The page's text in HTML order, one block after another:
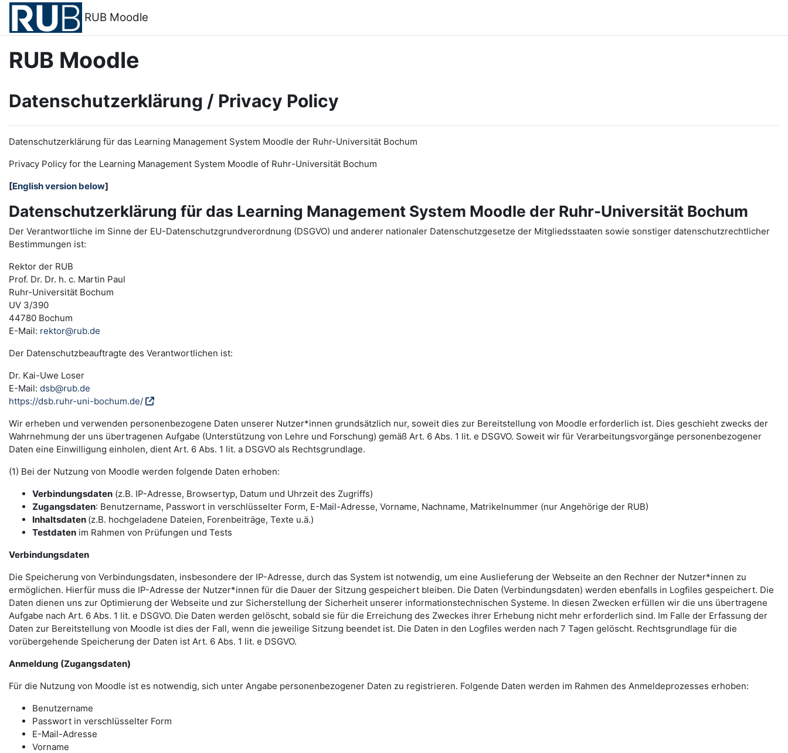
Zum Hauptinhalt
RUB Moodle
RUB Moodle
Datenschutzerklärung / Privacy Policy
Datenschutzerklärung für das Learning Management System Moodle der Ruhr-Universität Bochum
Privacy Policy for the Learning Management System Moodle of Ruhr-Universität Bochum
[English version below]
Datenschutzerklärung für das Learning Management System Moodle der Ruhr-Universität Bochum
Der Verantwortliche im Sinne der EU-Datenschutzgrundverordnung (DSGVO) und anderer nationaler Datenschutzgesetze der Mitgliedsstaaten sowie sonstiger datenschutzrechtlicher
Bestimmungen ist:
Rektor der RUB
Prof. Dr. Dr. h. c. Martin Paul
Ruhr-Universität Bochum
UV 3/390
44780 Bochum
E-Mail: rektor@rub.de
Der Datenschutzbeauftragte des Verantwortlichen ist:
Dr. Kai-Uwe Loser
E-Mail: dsb@rub.de
https://dsb.ruhr-uni-bochum.de/
Wir erheben und verwenden personenbezogene Daten unserer Nutzer*innen grundsätzlich nur, soweit dies zur Bereitstellung von Moodle erforderlich ist. Dies geschieht zwecks der
Wahrnehmung der uns übertragenen Aufgabe (Unterstützung von Lehre und Forschung) gemäß Art. 6 Abs. 1 lit. e DSGVO. Soweit wir für Verarbeitungsvorgänge personenbezogener
Daten eine Einwilligung einholen, dient Art. 6 Abs. 1 lit. a DSGVO als Rechtsgrundlage.
(1) Bei der Nutzung von Moodle werden folgende Daten erhoben:
Verbindungsdaten (z.B. IP-Adresse, Browsertyp, Datum und Uhrzeit des Zugriffs)
Zugangsdaten: Benutzername, Passwort in verschlüsselter Form, E-Mail-Adresse, Vorname, Nachname, Matrikelnummer (nur Angehörige der RUB)
Inhaltsdaten (z.B. hochgeladene Dateien, Forenbeiträge, Texte u.ä.)
Testdaten im Rahmen von Prüfungen und Tests
Verbindungsdaten
Die Speicherung von Verbindungsdaten, insbesondere der IP-Adresse, durch das System ist notwendig, um eine Auslieferung der Webseite an den Rechner der Nutzer*innen zu
ermöglichen. Hierfür muss die IP-Adresse der Nutzer*innen für die Dauer der Sitzung gespeichert bleiben. Die Daten (Verbindungsdaten) werden ebenfalls in Logfiles gespeichert. Die
Daten dienen uns zur Optimierung der Webseite und zur Sicherstellung der Sicherheit unserer informationstechnischen Systeme. In diesen Zwecken erfüllen wir die uns übertragene
Aufgabe nach Art. 6 Abs. 1 lit. e DSGVO. Die Daten werden gelöscht, sobald sie für die Erreichung des Zweckes ihrer Erhebung nicht mehr erforderlich sind. Im Falle der Erfassung der
Daten zur Bereitstellung von Moodle ist dies der Fall, wenn die jeweilige Sitzung beendet ist. Die Daten in den Logfiles werden nach 7 Tagen gelöscht. Rechtsgrundlage für die
vorübergehende Speicherung der Daten ist Art. 6 Abs. 1 lit. e DSGVO.
Anmeldung (Zugangsdaten)
Für die Nutzung von Moodle ist es notwendig, sich unter Angabe personenbezogener Daten zu registrieren. Folgende Daten werden im Rahmen des Anmeldeprozesses erhoben:
Benutzername
Passwort in verschlüsselter Form
E-Mail-Adresse
Vorname